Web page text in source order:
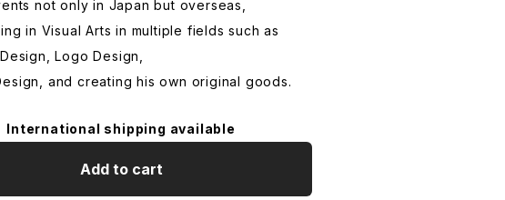
not only in Japan but overseas,
in Visual Arts in multiple fields such as
Logo Design,
and creating his own original goods.
International shipping available
Add to cart